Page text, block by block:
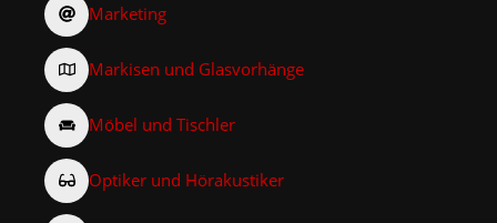
Marketing
Markisen und Glasvorhänge
Möbel und Tischler
Optiker und Hörakustiker